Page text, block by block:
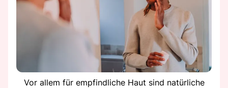
Vor allem für empfindliche Haut sind natürliche